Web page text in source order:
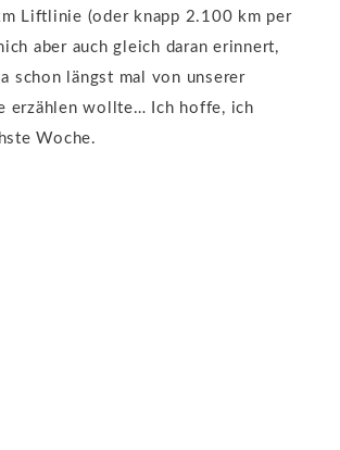
Liftlinie (oder knapp 2.100 km per
aber auch gleich daran erinnert,
schon längst mal von unserer
erzählen wollte… Ich hoffe, ich
Woche.